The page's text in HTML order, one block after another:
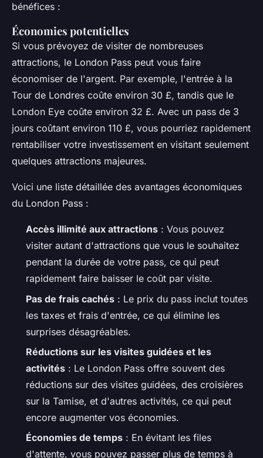
bénéfices :
Économies potentielles
Si vous prévoyez de visiter de nombreuses
attractions, le London Pass peut vous faire
économiser de l'argent. Par exemple, l'entrée à la
Tour de Londres coûte environ 30 £, tandis que le
London Eye coûte environ 32 £. Avec un pass de 3
jours coûtant environ 110 £, vous pourriez rapidement
rentabiliser votre investissement en visitant seulement
quelques attractions majeures.
Voici une liste détaillée des avantages économiques
du London Pass :
Accès illimité aux attractions : Vous pouvez
visiter autant d'attractions que vous le souhaitez
pendant la durée de votre pass, ce qui peut
rapidement faire baisser le coût par visite.
Pas de frais cachés : Le prix du pass inclut toutes
les taxes et frais d'entrée, ce qui élimine les
surprises désagréables.
Réductions sur les visites guidées et les
activités : Le London Pass offre souvent des
réductions sur des visites guidées, des croisières
sur la Tamise, et d'autres activités, ce qui peut
encore augmenter vos économies.
Économies de temps : En évitant les files
d'attente, vous pouvez passer plus de temps à